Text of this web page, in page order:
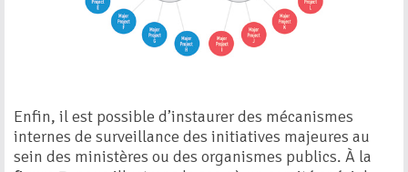
Enfin, il est possible d’instaurer des mécanismes
internes de surveillance des initiatives majeures au
sein des ministères ou des organismes publics. À la